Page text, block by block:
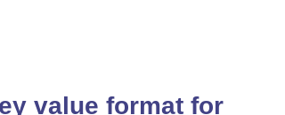
value format for